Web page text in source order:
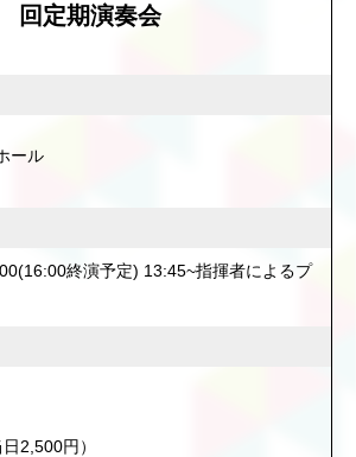
回定期演奏会
ール
終演予定) 13:45~指揮者によるプ
2,500円）